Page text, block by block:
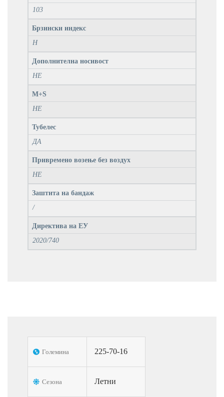
103
Брзински индекс
H
Дополнителна носивост
НЕ
M+S
НЕ
Тубелес
ДА
Привремено возење без воздух
НЕ
Заштита на бандаж
/
Директива на ЕУ
2020/740
Големина 225-70-16
Сезона Летни